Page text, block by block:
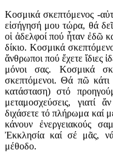
Κοσμικά σκεπτόμενος -
εἰσήγησή μου τώρα, θά
οἱ ἀδελφοί πού ἦταν ἐδῶ
δίκιο. Κοσμικά
ἄνθρωποι πού ἔχετε ἴδιες
μόνοι σας. Κοσμικά
σκεπτόμενοι. Θά πῶ
κατάσταση) στό
μεταμοσχεύσεις, γιατί
διχάσετε τό πλήρωμα καί
κάνουν ἐνεργειακούς
Ἐκκλησία καί σέ μᾶς,
μέθοδο.